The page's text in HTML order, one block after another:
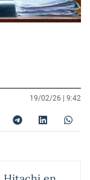
19/02/26 | 9:42